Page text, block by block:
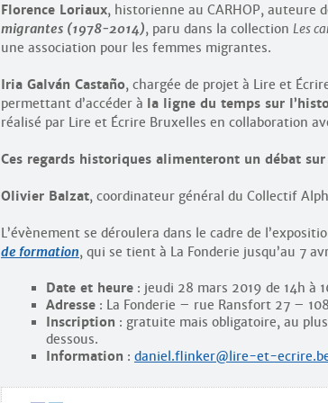
Florence Loriaux, historienne au CARHOP, auteure
migrantes (1978-2014), paru dans la collection Les
une association pour les femmes migrantes.
Iria Galván Castaño, chargée de projet à Lire et
permettant d’accéder à la ligne du temps sur
réalisé par Lire et Écrire Bruxelles en collaboration
Ces regards historiques alimenteront un débat
Olivier Balzat, coordinateur général du Collectif
L’évènement se déroulera dans le cadre de
de formation, qui se tient à La Fonderie jusqu’au 7
Date et heure : jeudi 28 mars 2019 de 14h à
Adresse : La Fonderie – rue Ransfort 27 –
Inscription : gratuite mais obligatoire, au
dessous.
Information : daniel.flinker@lire-et-